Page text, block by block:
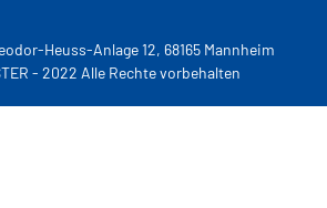
Heuss-Anlage 12, 68165 Mannheim
- 2022 Alle Rechte vorbehalten